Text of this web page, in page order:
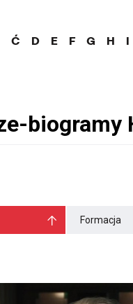
Ć D E F G H I
Formacja